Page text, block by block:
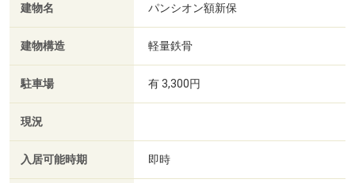
建物名 パンシオン額新保
建物構造 軽量鉄骨
駐車場 有 3,300円
現況
入居可能時期 即時